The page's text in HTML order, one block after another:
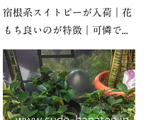
宿根系スイトピーが入荷｜花
もち良いのが特徴｜可憐で...